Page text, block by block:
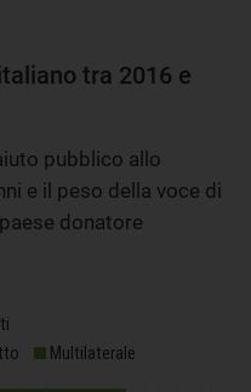
tra 2016 e
pubblico allo
e il peso della voce di
donatore